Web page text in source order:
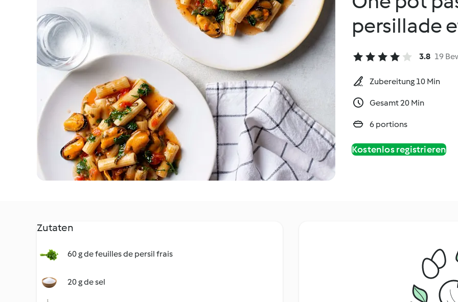
persillade
3.8 19
Zubereitung 10 Min
Gesamt 20 Min
6 portions
Kostenlos registrieren
Zutaten
60 g de feuilles de persil frais
20 g de sel